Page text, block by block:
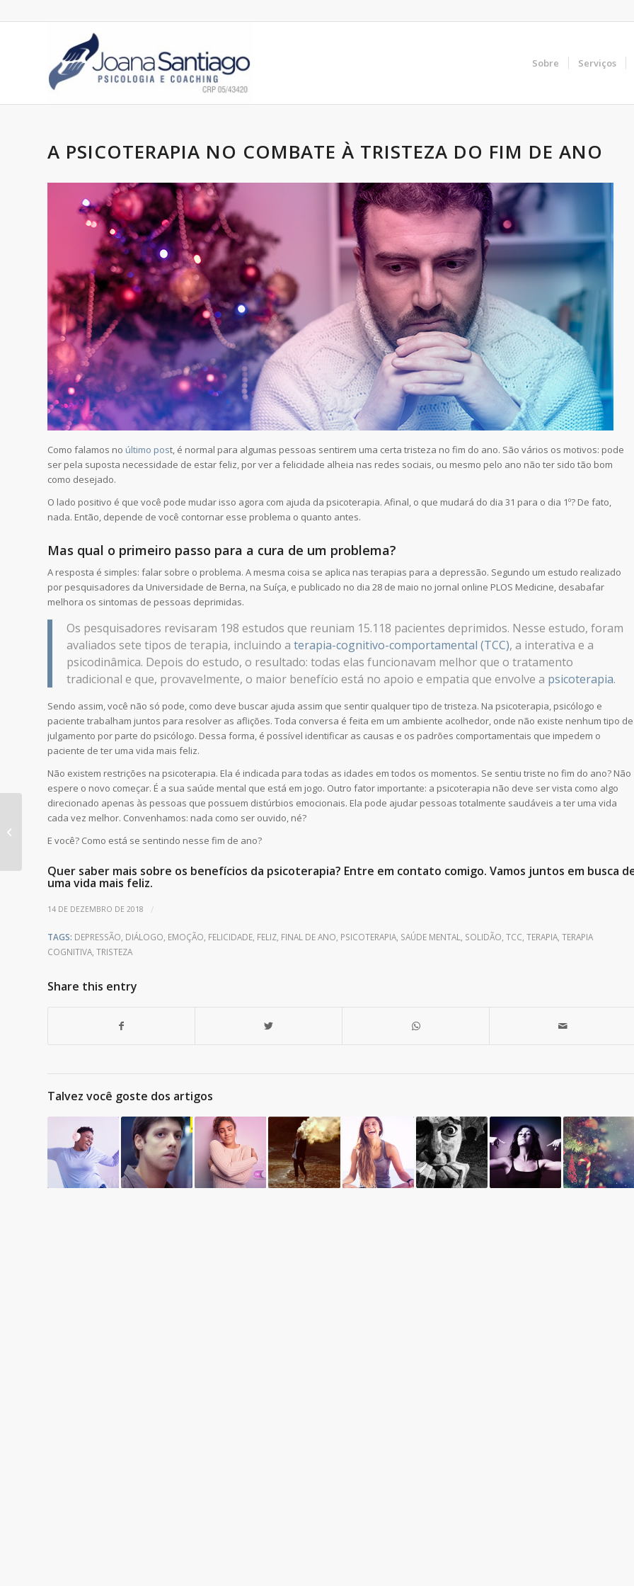
Sobre Serviços
A PSICOTERAPIA NO COMBATE À TRISTEZA DO FIM DE ANO
Como falamos no último post, é normal para algumas pessoas sentirem uma certa tristeza no fim do ano. São vários os motivos: pode
ser pela suposta necessidade de estar feliz, por ver a felicidade alheia nas redes sociais, ou mesmo pelo ano não ter sido tão bom
como desejado.
O lado positivo é que você pode mudar isso agora com ajuda da psicoterapia. Afinal, o que mudará do dia 31 para o dia 1º? De fato,
nada. Então, depende de você contornar esse problema o quanto antes.
Mas qual o primeiro passo para a cura de um problema?
A resposta é simples: falar sobre o problema. A mesma coisa se aplica nas terapias para a depressão. Segundo um estudo realizado
por pesquisadores da Universidade de Berna, na Suíça, e publicado no dia 28 de maio no jornal online PLOS Medicine, desabafar
melhora os sintomas de pessoas deprimidas.
Os pesquisadores revisaram 198 estudos que reuniam 15.118 pacientes deprimidos. Nesse estudo, foram
avaliados sete tipos de terapia, incluindo a terapia-cognitivo-comportamental (TCC), a interativa e a
psicodinâmica. Depois do estudo, o resultado: todas elas funcionavam melhor que o tratamento
tradicional e que, provavelmente, o maior benefício está no apoio e empatia que envolve a psicoterapia.
Sendo assim, você não só pode, como deve buscar ajuda assim que sentir qualquer tipo de tristeza. Na psicoterapia, psicólogo e
paciente trabalham juntos para resolver as aflições. Toda conversa é feita em um ambiente acolhedor, onde não existe nenhum tipo de
julgamento por parte do psicólogo. Dessa forma, é possível identificar as causas e os padrões comportamentais que impedem o
paciente de ter uma vida mais feliz.
Não existem restrições na psicoterapia. Ela é indicada para todas as idades em todos os momentos. Se sentiu triste no fim do ano? Não
espere o novo começar. É a sua saúde mental que está em jogo. Outro fator importante: a psicoterapia não deve ser vista como algo
direcionado apenas às pessoas que possuem distúrbios emocionais. Ela pode ajudar pessoas totalmente saudáveis a ter uma vida
cada vez melhor. Convenhamos: nada como ser ouvido, né?
E você? Como está se sentindo nesse fim de ano?
Quer saber mais sobre os benefícios da psicoterapia? Entre em contato comigo. Vamos juntos em busca
uma vida mais feliz.
14 DE DEZEMBRO DE 2018 /
TAGS: DEPRESSÃO DIÁLOGO EMOÇÃO FELICIDADE FELIZ FINAL DE ANO PSICOTERAPIA SAÚDE MENTAL SOLIDÃO TCC TERAPIA TERAPIA
COGNITIVA TRISTEZA
Share this entry
Talvez você goste dos artigos
Por que o final do ano
emoções?